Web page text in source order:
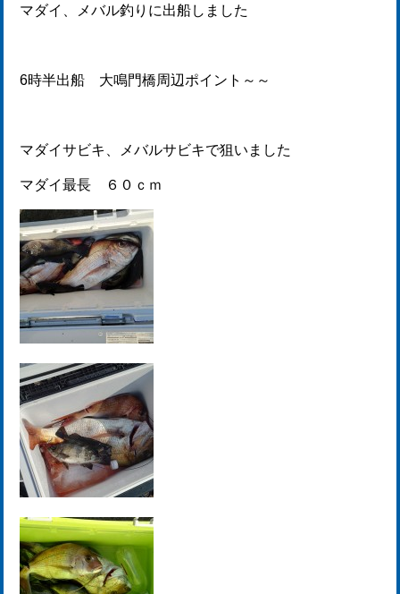
マダイ、メバル釣りに出船しました
6時半出船 大鳴門橋周辺ポイント～～
マダイサビキ、メバルサビキで狙いました
マダイ最長 ６０ｃｍ